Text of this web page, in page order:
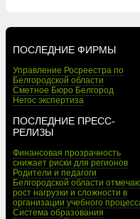
ПОСЛЕДНИЕ ФИРМЫ
Управление Росреестра по
Белгородской области
Сметное Бюро Белгород
Негос экспертиза
ПОСЛЕДНИЕ ПРЕСС-
РЕЛИЗЫ
Финансовая прозрачность
снижает риски для регионов
Родители и педагоги
Белгородской области
рост нагрузки и сложности в
организации учебного
Система образования